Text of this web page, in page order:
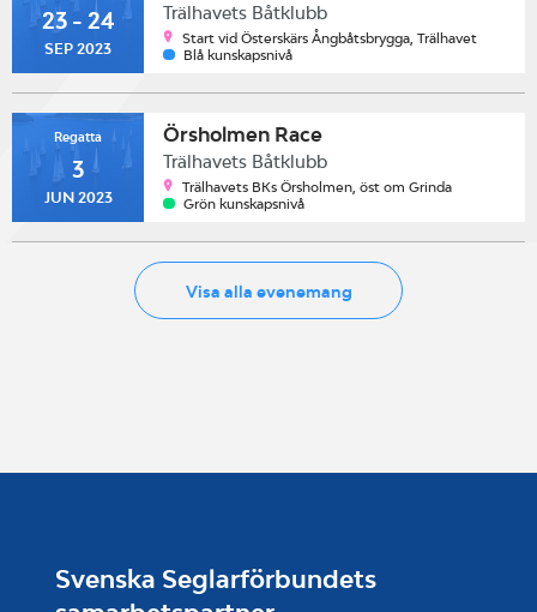
23 - 24
SEP 2023
Trälhavets Båtklubb
Start vid Österskärs Ångbåtsbrygga, Trälhavet
Blå kunskapsnivå
Regatta
3
JUN 2023
Örsholmen Race
Trälhavets Båtklubb
Trälhavets BKs Örsholmen, öst om Grinda
Grön kunskapsnivå
Visa alla evenemang
Svenska Seglarförbundets